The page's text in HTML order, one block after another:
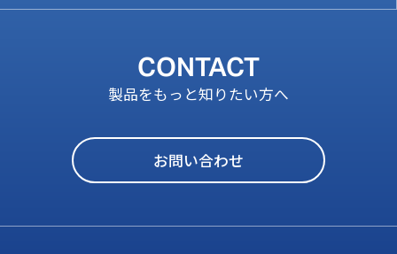
CONTACT
製品をもっと知りたい方へ
お問い合わせ